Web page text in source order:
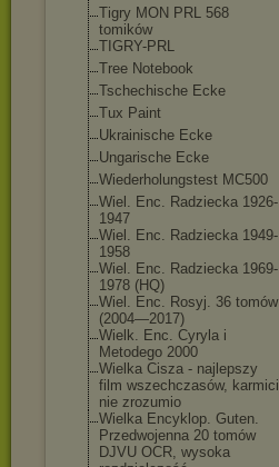
Tigry MON PRL 568
tomików
TIGRY-PRL
Tree Notebook
Tschechische Ecke
Tux Paint
Ukrainische Ecke
Ungarische Ecke
Wiederholungstest MC500
Wiel. Enc. Radziecka 1926-
1947
Wiel. Enc. Radziecka 1949-
1958
Wiel. Enc. Radziecka 1969-
1978 (HQ)
Wiel. Enc. Rosyj. 36 tomów
(2004—2017)
Wielk. Enc. Cyryla i
Metodego 2000
Wielka Cisza - najlepszy
film wszechczasów, karmici
nie zrozumio
Wielka Encyklop. Guten.
Przedwojenna 20 tomów
DJVU OCR, wysoka